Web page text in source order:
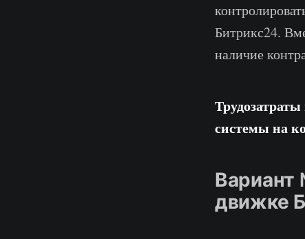
Битрикс24.
наличие
системы на
Вариант
движке